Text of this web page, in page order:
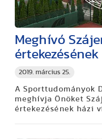
2019. március 25.
Meghívó
A Sporttudományok
meghívja Önöket
értekezésének házi